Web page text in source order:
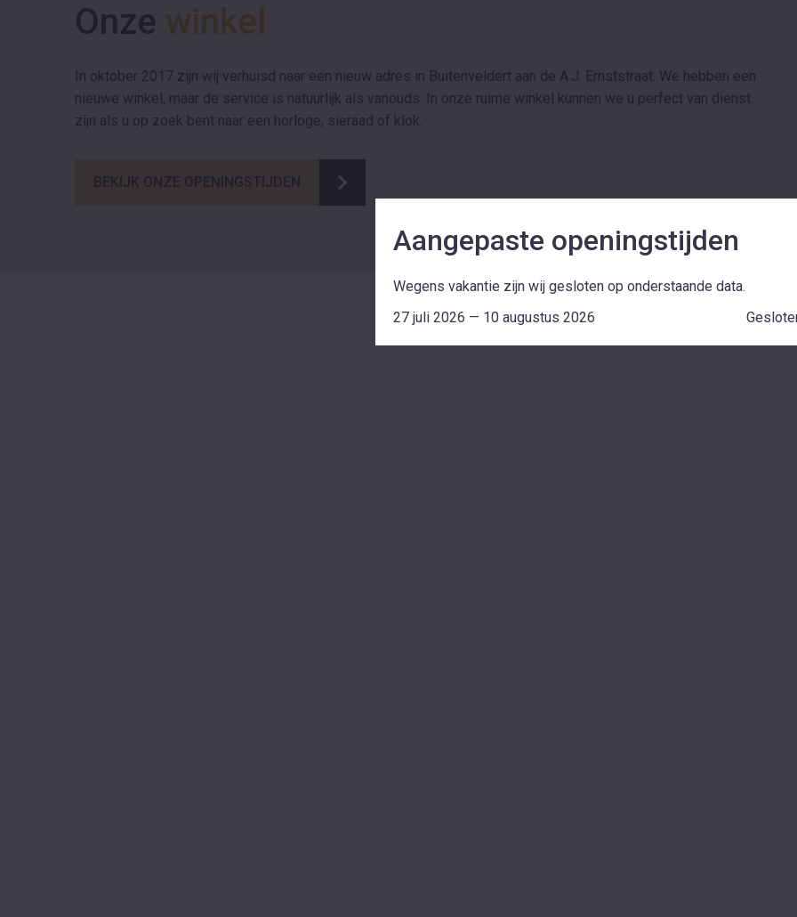
Onze winkel
In oktober 2017 zijn wij verhuisd naar een nieuw adres in Buitenveldert aan de A.J. Ernststraat. We hebben een
nieuwe winkel, maar de service is natuurlijk als vanouds. In onze ruime winkel kunnen we u perfect van dienst
zijn als u op zoek bent naar een horloge, sieraad of klok.
Aangepaste openingstijden
Wegens vakantie zijn wij gesloten op onderstaande data.
27 juli 2026 — 10 augustus 2026